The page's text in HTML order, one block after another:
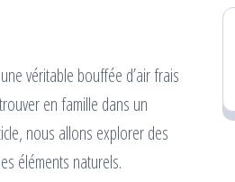
véritable bouffée d’air frais
en famille dans un
nous allons explorer des
éléments naturels.